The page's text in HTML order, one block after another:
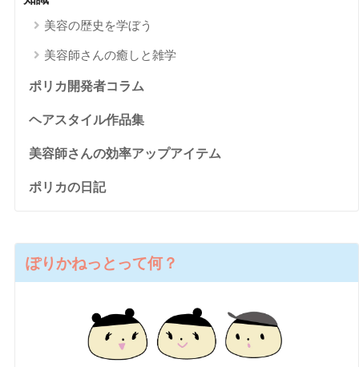
美容の歴史を学ぼう
美容師さんの癒しと雑学
ポリカ開発者コラム
ヘアスタイル作品集
美容師さんの効率アップアイテム
ポリカの日記
ぽりかねっとって何？